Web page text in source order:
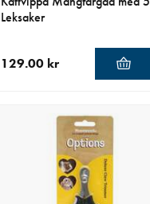
Leksaker
129.00 kr